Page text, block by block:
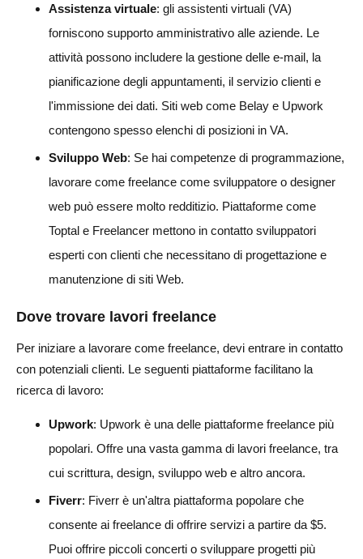
Assistenza virtuale: gli assistenti virtuali (VA)
forniscono supporto amministrativo alle aziende. Le
attività possono includere la gestione delle e-mail, la
pianificazione degli appuntamenti, il servizio clienti e
l'immissione dei dati. Siti web come Belay e Upwork
contengono spesso elenchi di posizioni in VA.
Sviluppo Web: Se hai competenze di programmazione,
lavorare come freelance come sviluppatore o designer
web può essere molto redditizio. Piattaforme come
Toptal e Freelancer mettono in contatto sviluppatori
esperti con clienti che necessitano di progettazione e
manutenzione di siti Web.
Dove trovare lavori freelance
Per iniziare a lavorare come freelance, devi entrare in contatto
con potenziali clienti. Le seguenti piattaforme facilitano la
ricerca di lavoro:
Upwork: Upwork è una delle piattaforme freelance più
popolari. Offre una vasta gamma di lavori freelance, tra
cui scrittura, design, sviluppo web e altro ancora.
Fiverr: Fiverr è un'altra piattaforma popolare che
consente ai freelance di offrire servizi a partire da $5.
Puoi offrire piccoli concerti o sviluppare progetti più